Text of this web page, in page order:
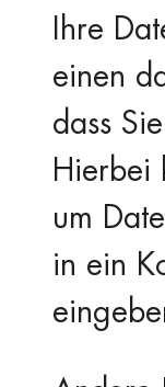
Ihre
einen
dass
Hierbei
um
in ein